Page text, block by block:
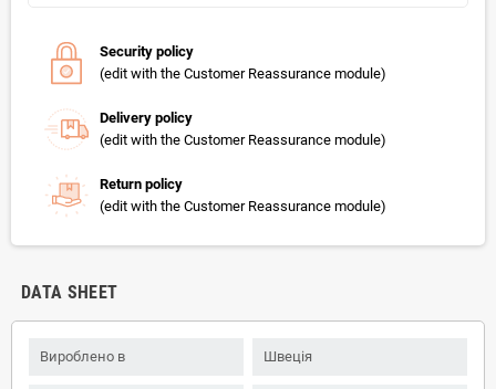
Security policy
(edit with the Customer Reassurance module)
Delivery policy
(edit with the Customer Reassurance module)
Return policy
(edit with the Customer Reassurance module)
DATA SHEET
Вироблено в Швеція